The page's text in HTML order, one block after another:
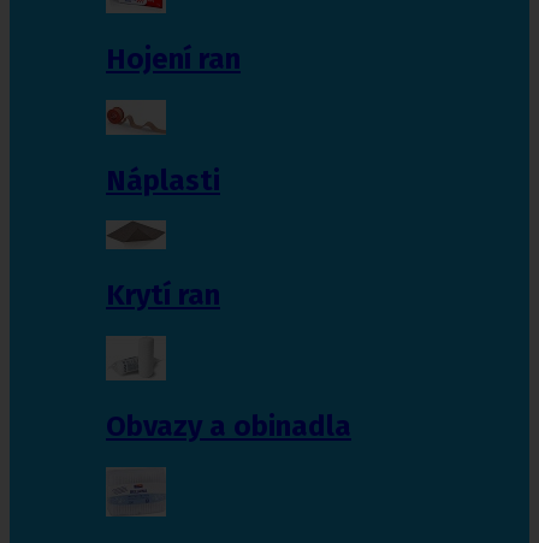
Hojení ran
Náplasti
Krytí ran
Obvazy a obinadla